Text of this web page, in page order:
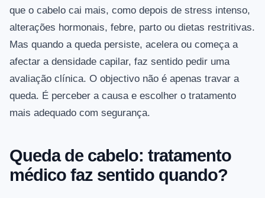
que o cabelo cai mais, como depois de stress intenso,
alterações hormonais, febre, parto ou dietas restritivas.
Mas quando a queda persiste, acelera ou começa a
afectar a densidade capilar, faz sentido pedir uma
avaliação clínica. O objectivo não é apenas travar a
queda. É perceber a causa e escolher o tratamento
mais adequado com segurança.
Queda de cabelo: tratamento
médico faz sentido quando?